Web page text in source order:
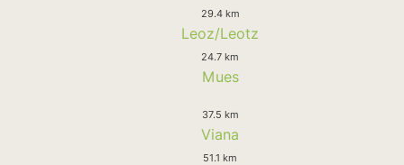
29.4 km
Leoz/Leotz
24.7 km
Mues
37.5 km
Viana
51.1 km